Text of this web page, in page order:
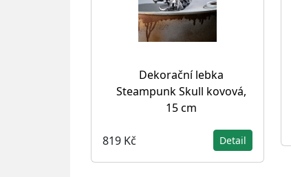
Dekorační lebka
Steampunk Skull kovová,
15 cm
819 Kč Detail